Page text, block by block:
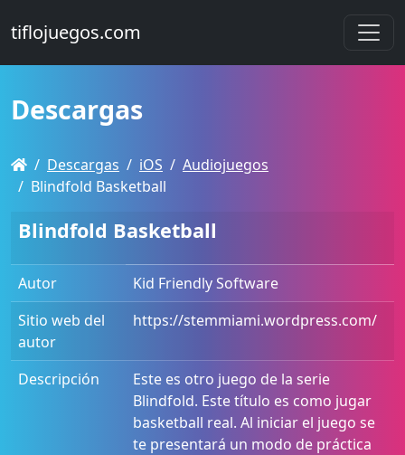
tiflojuegos.com
Descargas
Descargas iOS
Audiojuegos
Blindfold Basketball
Blindfold Basketball
Autor
Kid Friendly Software
Sitio web del
autor
https://stemmiami.wordpress.com/
Descripción
Este es otro juego de la serie
Blindfold. Este título es como jugar
basketball real. Al iniciar el juego se
te presentará un modo de práctica